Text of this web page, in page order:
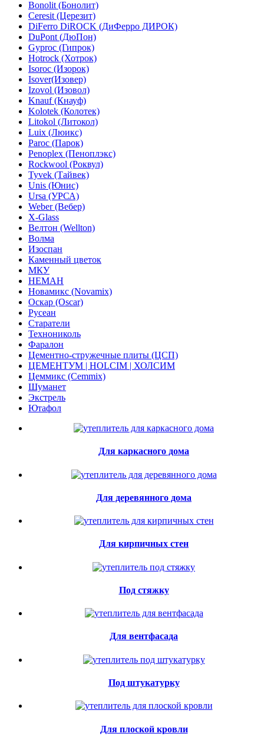
Bonolit (Бонолит)
Ceresit (Церезит)
DiFerro DiROCK (ДиФерро ДИРОК)
DuPont (ДюПон)
Gyproc (Гипрок)
Hotrock (Хотрок)
Isoroc (Изорок)
Isover(Изовер)
Izovol (Изовол)
Knauf (Кнауф)
Kolotek (Колотек)
Litokol (Литокол)
Luix (Люикс)
Paroc (Парок)
Penoplex (Пеноплэкс)
Rockwool (Роквул)
Tyvek (Тайвек)
Unis (Юнис)
Ursa (УРСА)
Weber (Вебер)
X-Glass
Велтон (Wellton)
Волма
Изоспан
Каменный цветок
МКУ
НЕМАН
Новамикс (Novamix)
Оскар (Oscar)
Русеан
Старатели
Технониколь
Фаралон
Цементно-стружечные плиты (ЦСП)
ЦЕМЕНТУМ | HOLCIM | ХОЛСИМ
Цеммикс (Cemmix)
Шуманет
Экстрель
Ютафол
Для каркасного дома
Для деревянного дома
Для кирпичных стен
Под стяжку
Для вентфасада
Под штукатурку
Для плоской кровли